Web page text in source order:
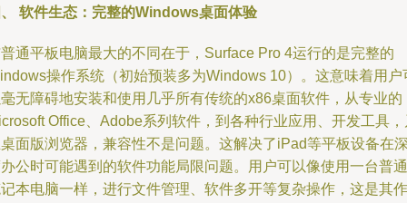
软件生态：完整的Windows桌面体验
通平板电脑最大的不同在于，Surface Pro 4运行的是完整的
操作系统（初始预装多为Windows 10）。这意味着用户
无障碍地安装和使用几乎所有传统的x86桌面软件，从专业的
Office、Adobe系列软件，到各种行业应用、开发工具，
面版浏览器，兼容性不是问题。这解决了iPad等平板设备在
公时可能遇到的软件功能局限问题。用户可以像使用一台普通
本电脑一样，进行文件管理、软件多开等复杂操作，这是其作